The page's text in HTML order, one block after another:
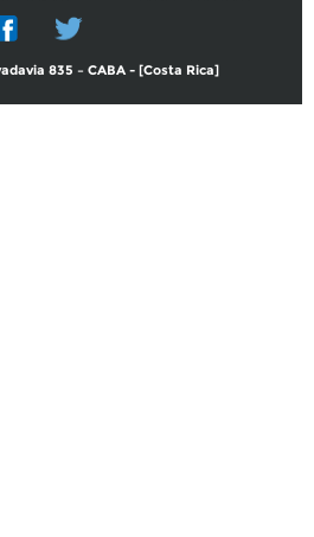
835 – CABA - [Costa Rica]